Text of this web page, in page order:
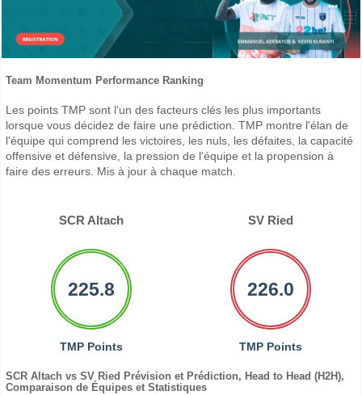
Team Momentum Performance Ranking
Les points TMP sont l'un des facteurs clés les plus importants
lorsque vous décidez de faire une prédiction. TMP montre l'élan de
l'équipe qui comprend les victoires, les nuls, les défaites, la capacité
offensive et défensive, la pression de l'équipe et la propension à
faire des erreurs. Mis à jour à chaque match.
SCR Altach SV Ried
225.8
TMP Points
226.0
TMP Points
SCR Altach vs SV Ried Prévision et Prédiction, Head to Head (H2H),
Comparaison de Équipes et Statistiques